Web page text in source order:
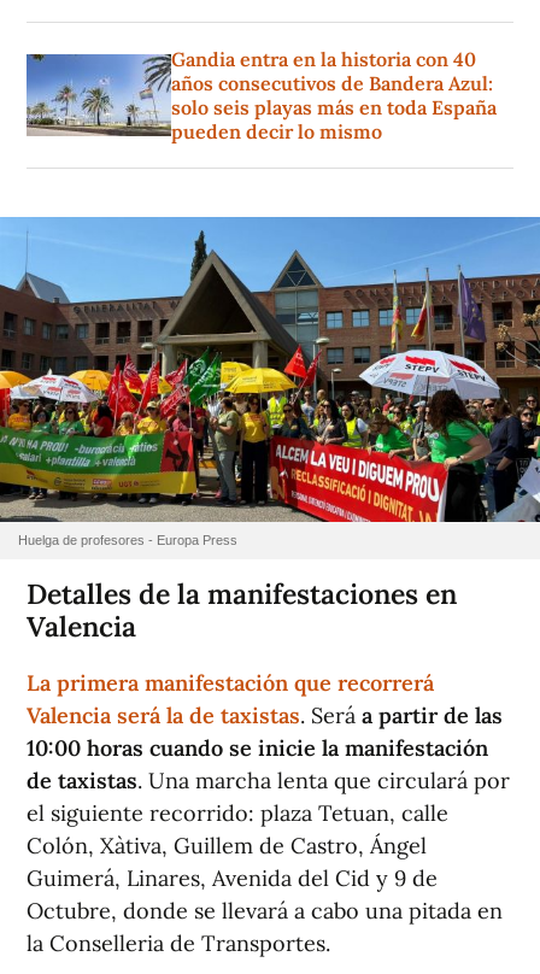
Gandia entra en la historia con 40
años consecutivos de Bandera Azul:
solo seis playas más en toda España
pueden decir lo mismo
Huelga de profesores - Europa Press
Detalles de la manifestaciones en
Valencia
La primera manifestación que recorrerá
Valencia será la de taxistas. Será a partir de las
10:00 horas cuando se inicie la manifestación
de taxistas. Una marcha lenta que circulará por
el siguiente recorrido: plaza Tetuan, calle
Colón, Xàtiva, Guillem de Castro, Ángel
Guimerá, Linares, Avenida del Cid y 9 de
Octubre, donde se llevará a cabo una pitada en
la Conselleria de Transportes.